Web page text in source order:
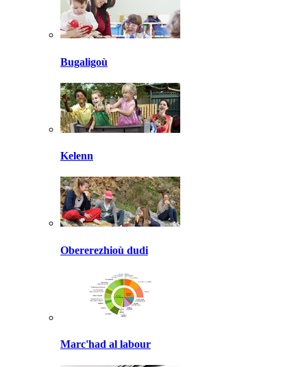
Bugaligoù
Kelenn
Obererezhioù dudi
Marc'had al labour